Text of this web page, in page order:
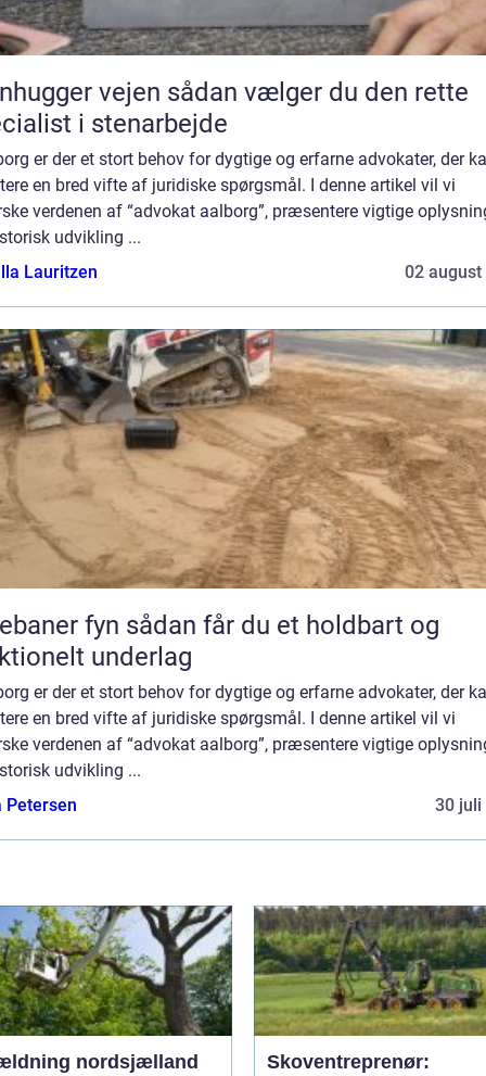
vejen sådan vælger du den rette
i stenarbejde
er der et stort behov for dygtige og erfarne advokater, der
en bred vifte af juridiske spørgsmål. I denne artikel vil vi
verdenen af “advokat aalborg”, præsentere vigtige
udvikling ...
Lauritzen
02 august
sådan får du et holdbart og
underlag
er der et stort behov for dygtige og erfarne advokater, der
en bred vifte af juridiske spørgsmål. I denne artikel vil vi
verdenen af “advokat aalborg”, præsentere vigtige
udvikling ...
Petersen
30 juli
nordsjælland Skoventreprenør: